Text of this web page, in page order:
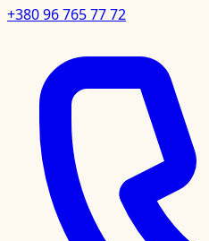
+380 96 765 77 72